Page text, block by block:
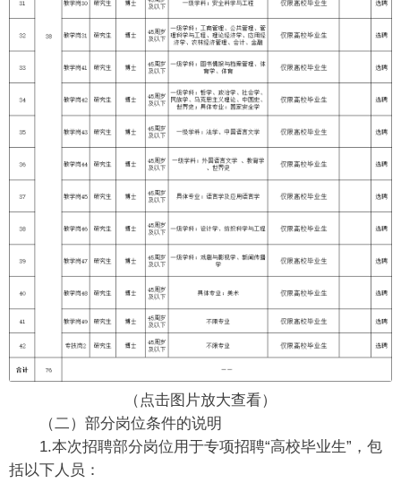
（点击图片放大查看）
（二）部分岗位条件的说明
1.本次招聘部分岗位用于专项招聘“高校毕业生”，包
括以下人员：